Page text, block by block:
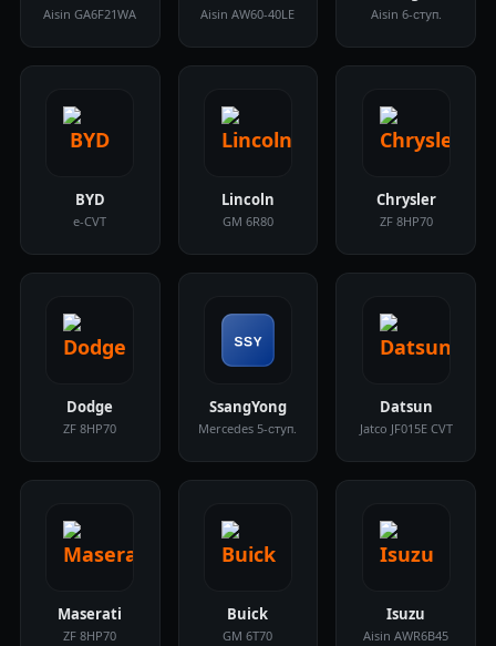
Aisin GA6F21WA Aisin AW60-40LE Aisin 6-ступ.
BYD
e-CVT
Lincoln
GM 6R80
Chrysler
ZF 8HP70
Dodge
ZF 8HP70
SsangYong
Mercedes 5-ступ.
Datsun
Jatco JF015E CVT
Maserati
ZF 8HP70
Buick
GM 6T70
Isuzu
Aisin AWR6B45